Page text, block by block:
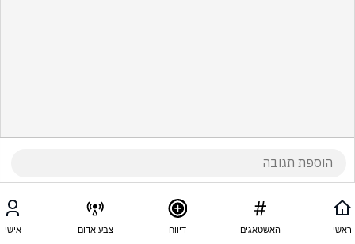
ראשי האשטאגים דיווח צבע אדום אישי